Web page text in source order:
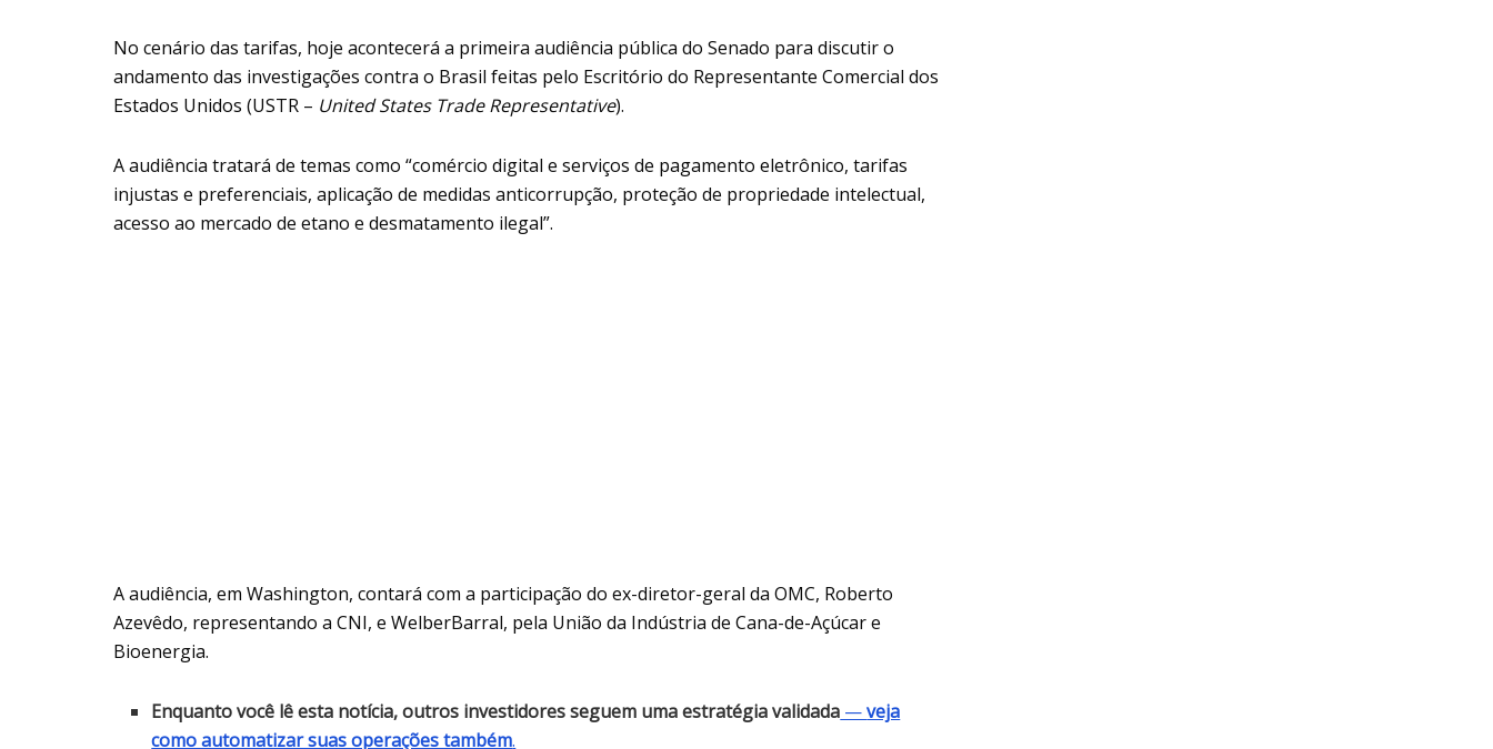
No cenário das tarifas, hoje acontecerá a primeira audiência pública do Senado para discutir o
andamento das investigações contra o Brasil feitas pelo Escritório do Representante Comercial dos
Estados Unidos (USTR – United States Trade Representative).
A audiência tratará de temas como “comércio digital e serviços de pagamento eletrônico, tarifas
injustas e preferenciais, aplicação de medidas anticorrupção, proteção de propriedade intelectual,
acesso ao mercado de etano e desmatamento ilegal”.
A audiência, em Washington, contará com a participação do ex-diretor-geral da OMC, Roberto
Azevêdo, representando a CNI, e WelberBarral, pela União da Indústria de Cana-de-Açúcar e
Bioenergia.
Enquanto você lê esta notícia, outros investidores seguem uma estratégia validada —veja
como automatizar suas operações também.